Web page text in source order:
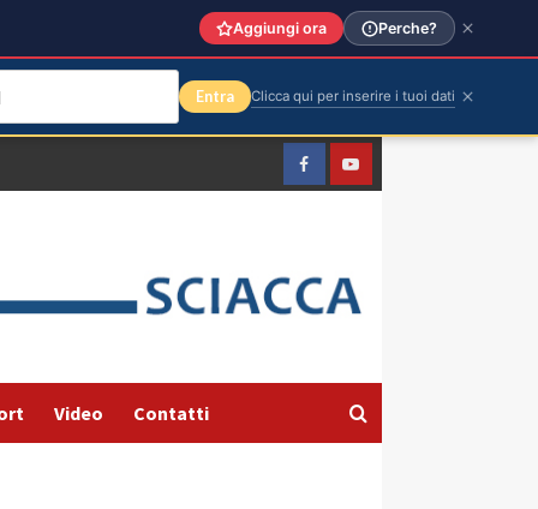
FacebookYountube
Video Contatti
Aggiungi ora Perche?
Entra Clicca qui per inserire i tuoi dati